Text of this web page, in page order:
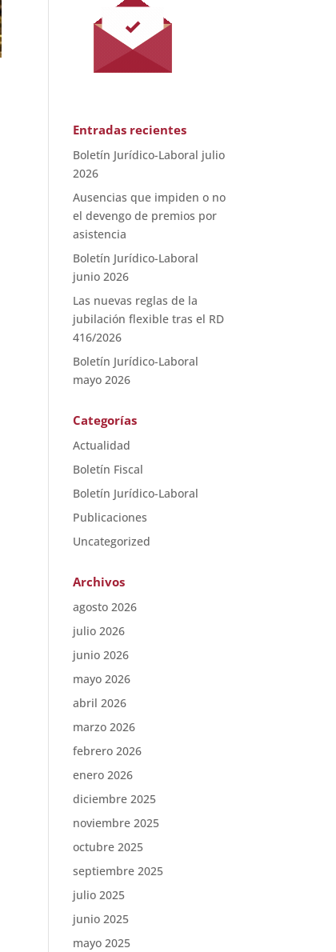
Entradas recientes
Boletín Jurídico-Laboral julio
2026
Ausencias que impiden o no
el devengo de premios por
asistencia
Boletín Jurídico-Laboral
junio 2026
Las nuevas reglas de la
jubilación flexible tras el RD
416/2026
Boletín Jurídico-Laboral
mayo 2026
Categorías
Actualidad
Boletín Fiscal
Boletín Jurídico-Laboral
Publicaciones
Uncategorized
Archivos
agosto 2026
julio 2026
junio 2026
mayo 2026
abril 2026
marzo 2026
febrero 2026
enero 2026
diciembre 2025
noviembre 2025
octubre 2025
septiembre 2025
julio 2025
junio 2025
mayo 2025